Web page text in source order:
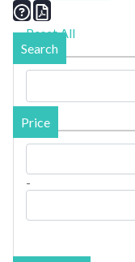
Reset All
Search
Price
-